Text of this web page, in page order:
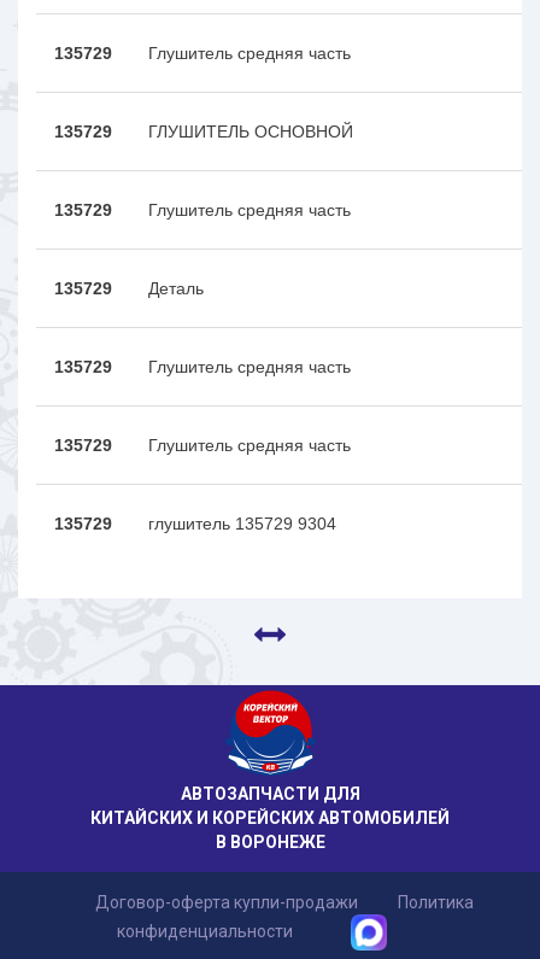
135729 Глушитель средняя часть
135729 ГЛУШИТЕЛЬ ОСНОВНОЙ
135729 Глушитель средняя часть
135729 Деталь
135729 Глушитель средняя часть
135729 Глушитель средняя часть
135729 глушитель 135729 9304
АВТОЗАПЧАСТИ ДЛЯ
КИТАЙСКИХ И КОРЕЙСКИХ АВТОМОБИЛЕЙ
В ВОРОНЕЖЕ
Договор-оферта купли-продажи
Политика
конфиденциальности